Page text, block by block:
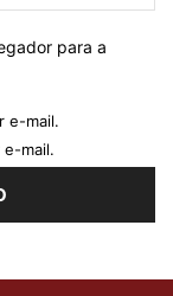
para a
e-mail.
mail.